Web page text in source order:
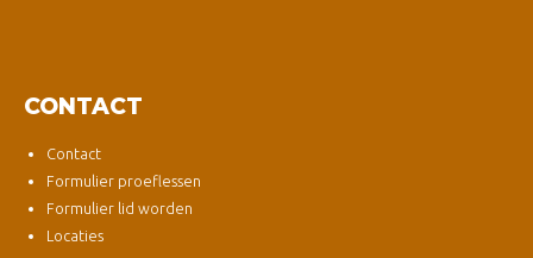
CONTACT
Contact
Formulier proeflessen
Formulier lid worden
Locaties